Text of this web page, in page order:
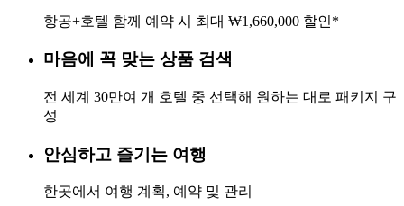
항공+호텔 함께 예약 시 최대 ₩1,660,000 할인*
마음에 꼭 맞는 상품 검색
전 세계 30만여 개 호텔 중 선택해 원하는 대로 패키지 구
성
안심하고 즐기는 여행
한곳에서 여행 계획, 예약 및 관리